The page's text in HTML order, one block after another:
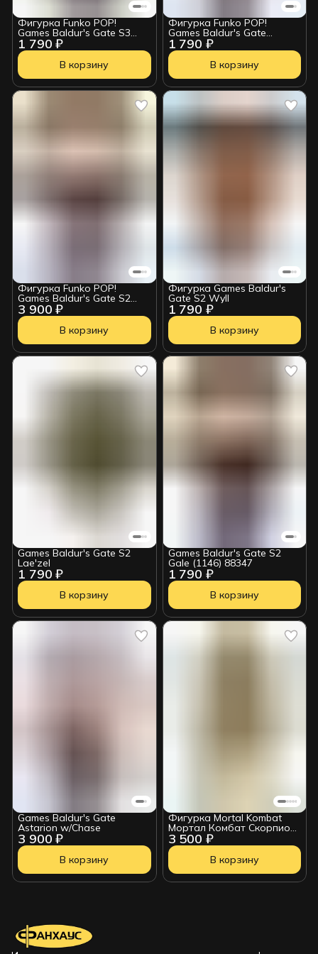
1 790 ₽
Фигурка Funko POP!
Games Baldur's Gate S3
The Emperor (1189) 91595
В корзину
1 790 ₽
Фигурка Funko POP!
Games Baldur's Gate
Astarion w/Chase (1017)
84955
В корзину
3 900 ₽
Фигурка Funko POP!
Games Baldur's Gate S2
Gale w/Chase (1146) 88347
В корзину
1 790 ₽
Фигурка Games Baldur's
Gate S2 Wyll
В корзину
1 790 ₽
Games Baldur's Gate S2
Lae'zel
В корзину
1 790 ₽
Games Baldur's Gate S2
Gale (1146) 88347
В корзину
3 900 ₽
Games Baldur's Gate
Astarion w/Chase
В корзину
3 500 ₽
Фигурка Mortal Kombat
Мортал Комбат Скорпион
Scorpion Klassics 18см
18025
В корзину